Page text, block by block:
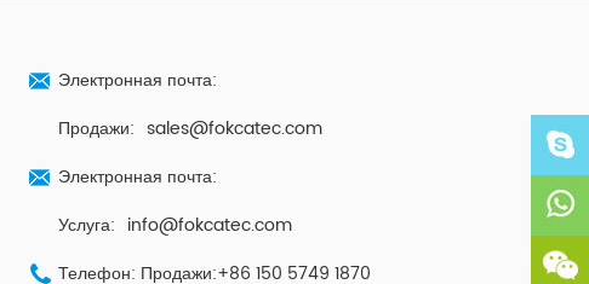
Электронная почта:
Продажи: sales@fokcatec.com
Электронная почта:
Услуга: info@fokcatec.com
Телефон: Продажи:+86 150 5749 1870